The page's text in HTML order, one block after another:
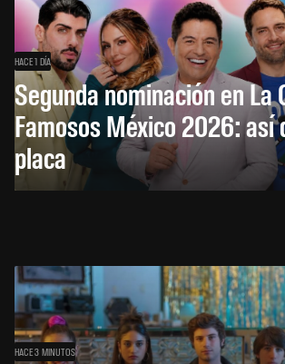
HACE 1 DÍA
Segunda nominación en La
Famosos México 2026: así
placa
HACE 3 MINUTOS